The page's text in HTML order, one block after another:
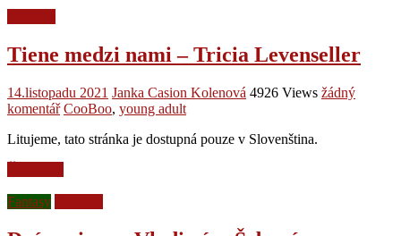
Tiene medzi nami – Tricia Levenseller
14.listopadu 2021 Janka Casion Kolenová 4926 Views žádný
komentář CooBoo, young adult
Litujeme, tato stránka je dostupná pouze v Slovenština.
Fantasy